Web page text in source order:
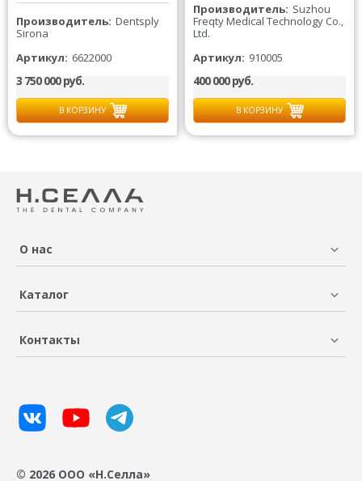
Производитель Dentsply
Sirona
Артикул
6622000
3 750 000 руб.
В КОРЗИНУ
Производитель Suzhou
Freqty Medical Technology Co.,
Ltd.
Артикул
910005
400 000 руб.
В КОРЗИНУ
О нас
Каталог
Контакты
© 2026 ООО «Н.Селла»